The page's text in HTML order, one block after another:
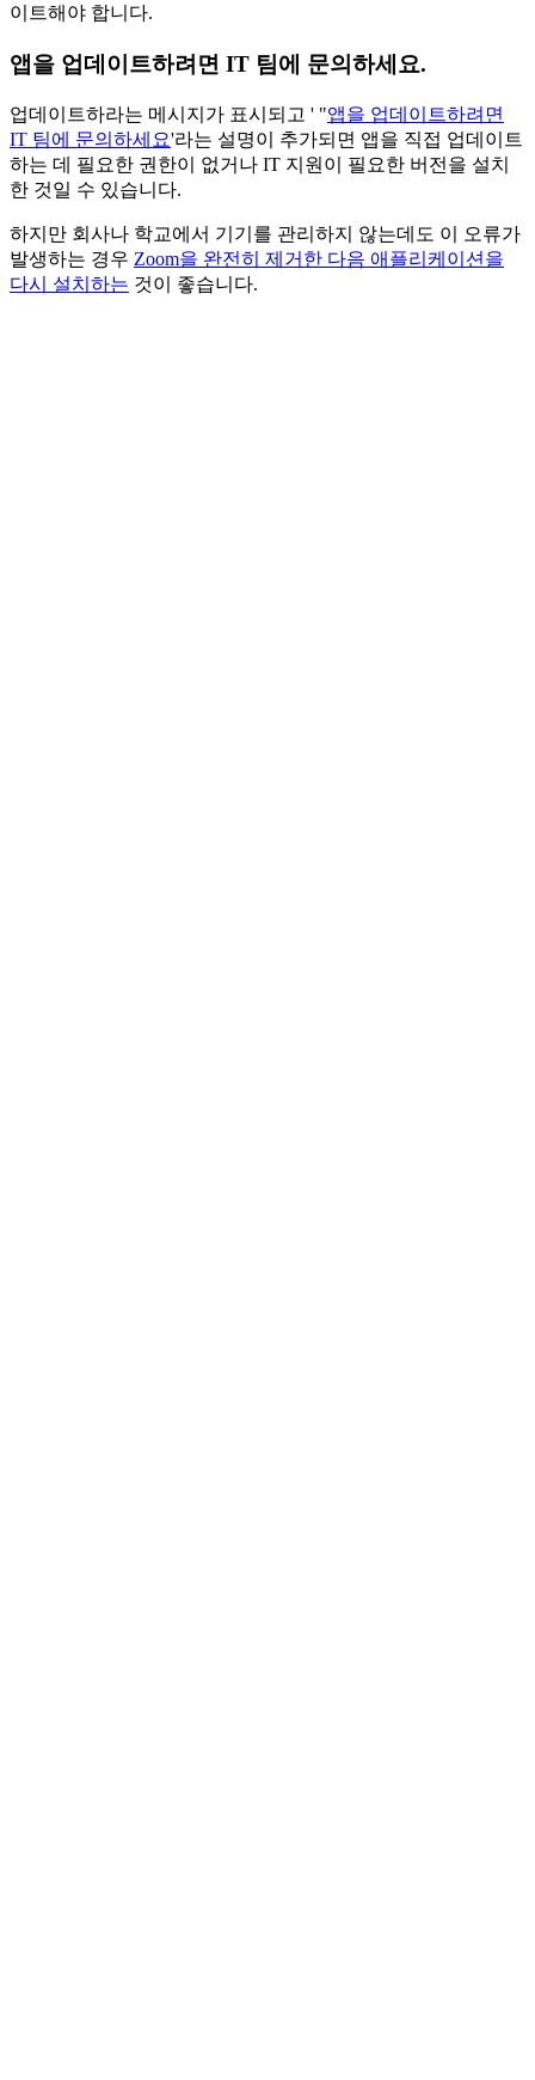
이트해야 합니다.
앱을 업데이트하려면 IT 팀에 문의하세요.
업데이트하라는 메시지가 표시되고 ' "앱을 업데이트하려면
IT 팀에 문의하세요'라는 설명이 추가되면 앱을 직접 업데이트
하는 데 필요한 권한이 없거나 IT 지원이 필요한 버전을 설치
한 것일 수 있습니다.
하지만 회사나 학교에서 기기를 관리하지 않는데도 이 오류가
발생하는 경우 Zoom을 완전히 제거한 다음 애플리케이션을
다시 설치하는 것이 좋습니다.